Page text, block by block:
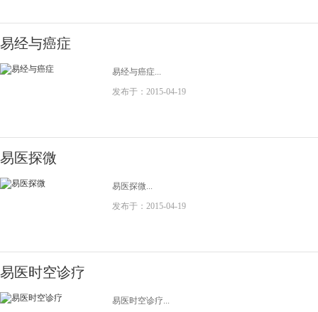
易经与癌症
易经与癌症...
发布于：2015-04-19
易医探微
易医探微...
发布于：2015-04-19
易医时空诊疗
易医时空诊疗...